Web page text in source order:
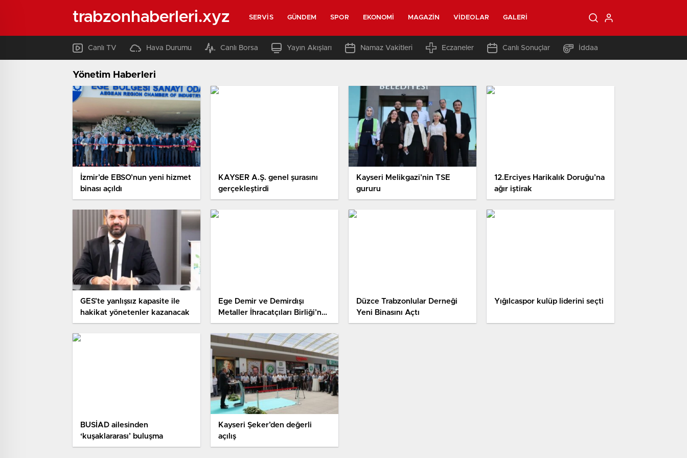
trabzonhaberleri.xyz SERVIS GÜNDEM SPOR EKONOMI MAGAZIN VIDEOLAR GALERI
Canlı TV Hava Durumu Canlı Borsa Yayın Akışları Namaz Vakitleri Eczaneler Canlı Sonuçlar İddaa
Yönetim Haberleri
İzmir’de EBSO’nun yeni hizmet
binası açıldı
KAYSER A.Ş. genel şurasını
gerçekleştirdi
Kayseri Melikgazi’nin TSE
gururu
12.Erciyes Harikalık Doruğu’na
ağır iştirak
GES’te yanlışsız kapasite ile
hakikat yönetenler kazanacak
Ege Demir ve Demirdışı
Metaller İhracatçıları Birliği’nde
‘Uysal’ devir
Düzce Trabzonlular Derneği
Yeni Binasını Açtı
Yığılcaspor kulüp liderini seçti
BUSİAD ailesinden
‘kuşaklararası’ buluşma
Kayseri Şeker’den değerli
açılış